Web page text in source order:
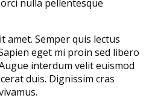
nulla pellentesque
amet. Semper quis lectus
eget mi proin sed libero
interdum velit euismod
duis. Dignissim cras